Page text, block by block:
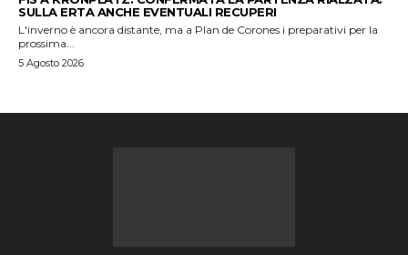
SULLA ERTA ANCHE EVENTUALI RECUPERI
L'inverno è ancora distante, ma a Plan de Corones i preparativi per la
prossima...
5 Agosto 2026